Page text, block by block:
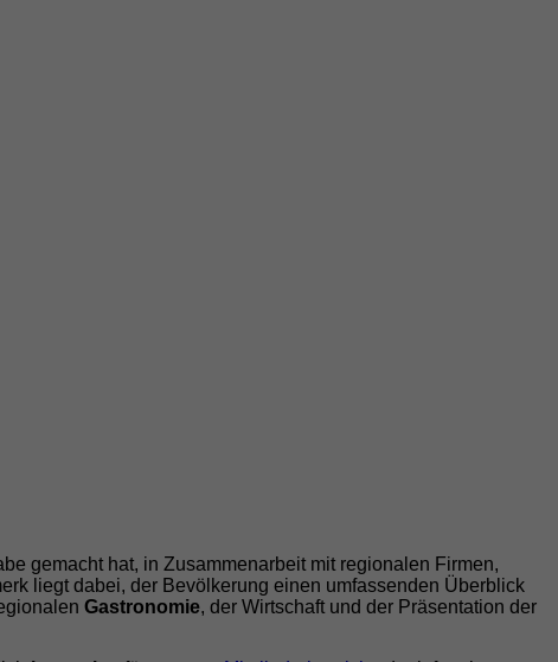
gemacht hat, in Zusammenarbeit mit regionalen Firmen,
liegt dabei, der Bevölkerung einen umfassenden Überblick
Gastronomie, der Wirtschaft und der Präsentation der